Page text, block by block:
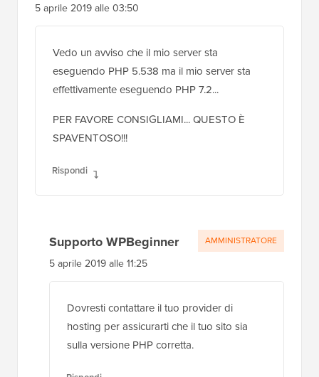
5 aprile 2019 alle 03:50
Vedo un avviso che il mio server sta
eseguendo PHP 5.538 ma il mio server sta
effettivamente eseguendo PHP 7.2...
PER FAVORE CONSIGLIAMI... QUESTO È
SPAVENTOSO!!!
Rispondi
Supporto WPBeginner
5 aprile 2019 alle 11:25
Dovresti contattare il tuo provider di
hosting per assicurarti che il tuo sito sia
sulla versione PHP corretta.
AMMINISTRATORE